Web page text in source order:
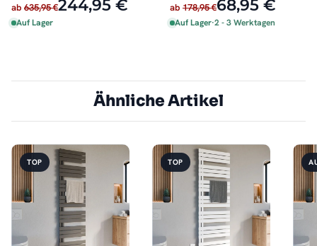
ab 635,95 €244,95 €
Auf Lager
ab 178,95 €68,95 €
Auf Lager·2 - 3 Werktagen
Ähnliche Artikel
TOP TOP